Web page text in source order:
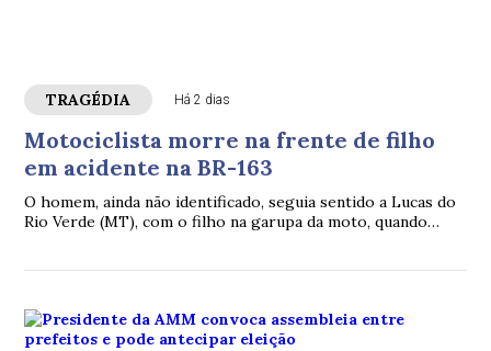
TRAGÉDIA Há 2 dias
Motociclista morre na frente de filho
em acidente na BR-163
O homem, ainda não identificado, seguia sentido a Lucas do
Rio Verde (MT), com o filho na garupa da moto, quando